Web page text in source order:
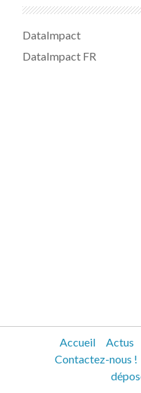
DataImpact
DataImpact FR
Accueil Actus
Contactez-nous !